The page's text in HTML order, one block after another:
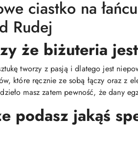
ciastko na
Rudej
że biżuteria
tworzy z pasją i dlatego jest
które ręcznie ze sobą łączy oraz z
masz zatem pewność, że dany
podasz jakąś